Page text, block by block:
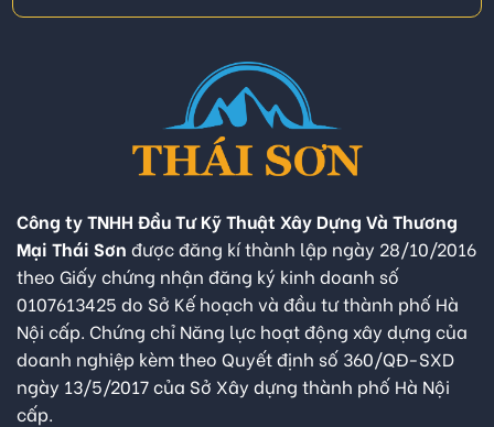
Công ty TNHH Đầu Tư Kỹ Thuật Xây Dựng Và Thương
Mại Thái Sơn được đăng kí thành lập ngày 28/10/2016
theo Giấy chứng nhận đăng ký kinh doanh số
0107613425 do Sở Kế hoạch và đầu tư thành phố Hà
Nội cấp. Chứng chỉ Năng lực hoạt động xây dựng của
doanh nghiệp kèm theo Quyết định số 360/QĐ-SXD
ngày 13/5/2017 của Sở Xây dựng thành phố Hà Nội
cấp.